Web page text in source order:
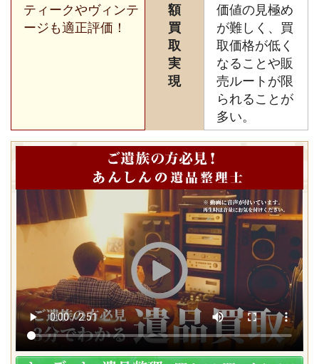
ティークやヴィンテ
ージも適正評価！
額
買
取
実
現
価値の見極め
が難しく、買
取価格が低く
なることや販
売ルートが限
られることが
多い。